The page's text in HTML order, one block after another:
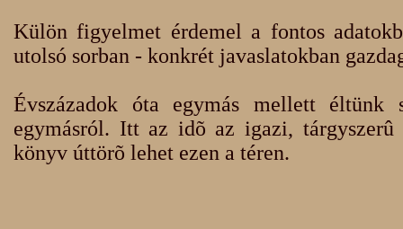
Külön figyelmet érdemel a fontos
utolsó sorban - konkrét javaslatokban
Évszázadok óta egymás mellett
egymásról. Itt az idõ az igazi, tárgyszerû
könyv úttörõ lehet ezen a téren.